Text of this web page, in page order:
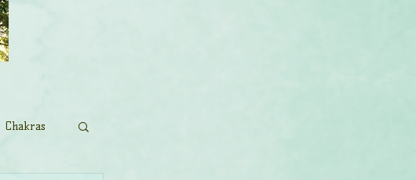
Chakras